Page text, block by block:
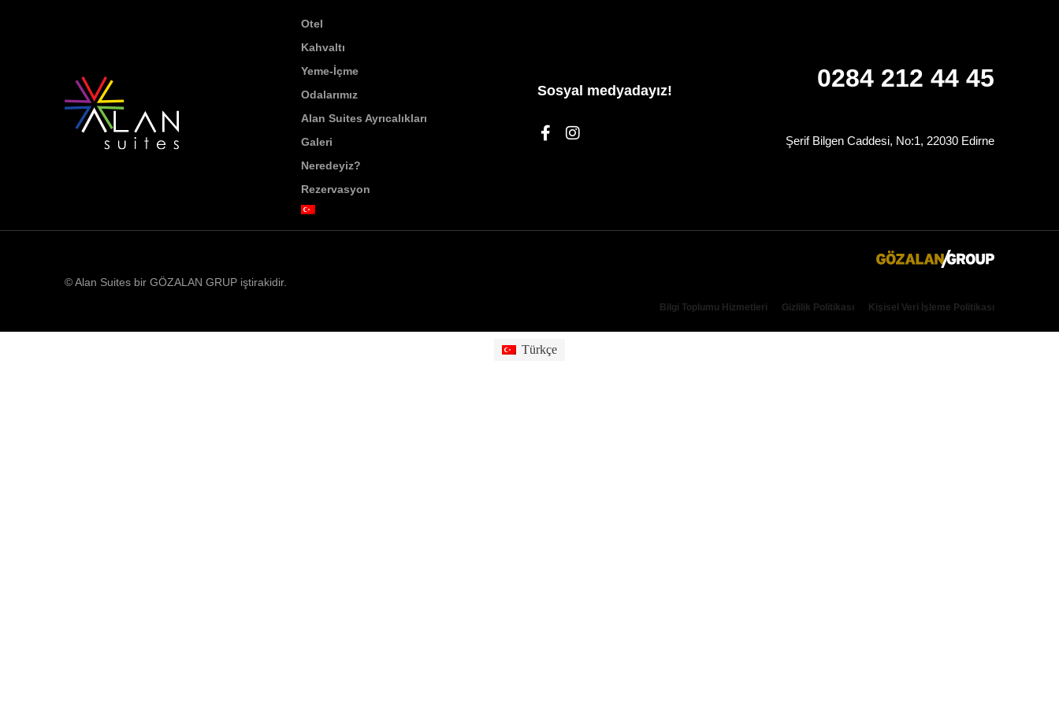
Otel
Kahvaltı
Yeme-İçme
Odalarımız
Alan Suites Ayrıcalıkları
Galeri
Neredeyiz?
Rezervasyon
Sosyal medyadayız! 0284 212 44 45
Şerif Bilgen Caddesi, No:1, 22030 Edirne
© Alan Suites bir GÖZALAN GRUP iştirakidir.
Bilgi Toplumu Hizmetleri Gizlilik Politikası Kişisel Veri İşleme Politikası
Türkçe